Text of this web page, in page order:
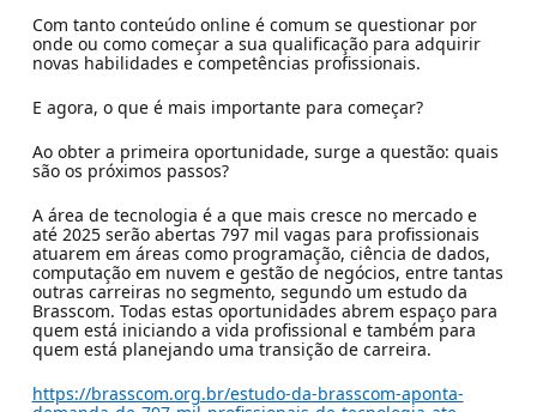
Com tanto conteúdo online é comum se questionar por
onde ou como começar a sua qualificação para adquirir
novas habilidades e competências profissionais.
E agora, o que é mais importante para começar?
Ao obter a primeira oportunidade, surge a questão: quais
são os próximos passos?
A área de tecnologia é a que mais cresce no mercado e
até 2025 serão abertas 797 mil vagas para profissionais
atuarem em áreas como programação, ciência de dados,
computação em nuvem e gestão de negócios, entre tantas
outras carreiras no segmento, segundo um estudo da
Brasscom. Todas estas oportunidades abrem espaço para
quem está iniciando a vida profissional e também para
quem está planejando uma transição de carreira.
https://brasscom.org.br/estudo-da-brasscom-aponta-